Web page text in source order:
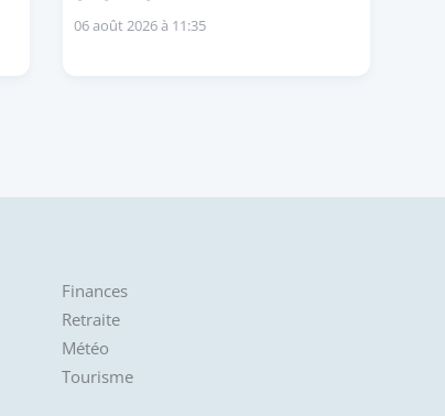
06 août 2026 à 11:35
Finances
Retraite
Météo
Tourisme